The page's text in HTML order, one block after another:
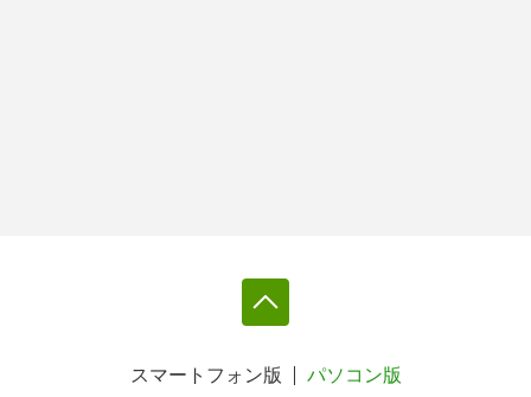
スマートフォン版 パソコン版